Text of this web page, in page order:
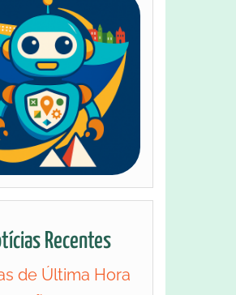
Recentes
de Última Hora